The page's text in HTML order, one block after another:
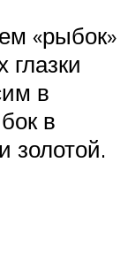
«рыбок»
глазки
в
в
золотой.